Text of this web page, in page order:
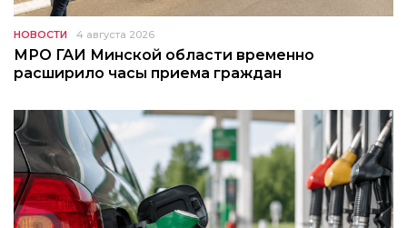
НОВОСТИ 4 августа 2026
МРО ГАИ Минской области временно
расширило часы приема граждан